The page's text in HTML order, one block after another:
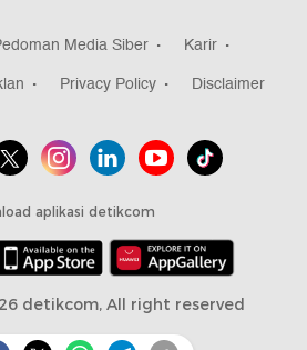
Media Siber
Karir
Privacy Policy Disclaimer
aplikasi detikcom
detikcom, All right reserved